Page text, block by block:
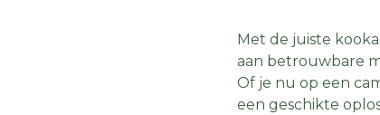
Met de juiste
aan betrouwbare
Of je nu op een
een geschikte